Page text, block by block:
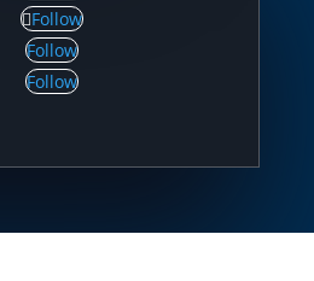
Follow
Follow
Follow